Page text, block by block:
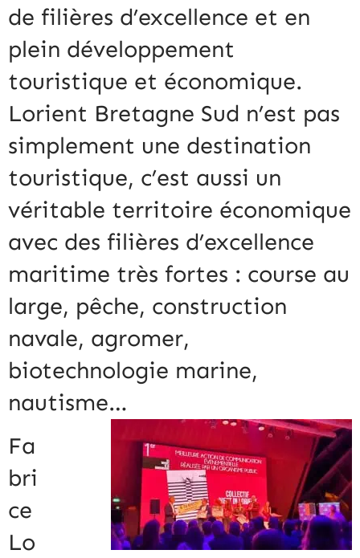
de filières d’excellence et en
plein développement
touristique et économique.
Lorient Bretagne Sud n’est pas
simplement une destination
touristique, c’est aussi un
véritable territoire économique
avec des filières d’excellence
maritime très fortes : course au
large, pêche, construction
navale, agromer,
biotechnologie marine,
nautisme…
Fa
bri
ce
Lo